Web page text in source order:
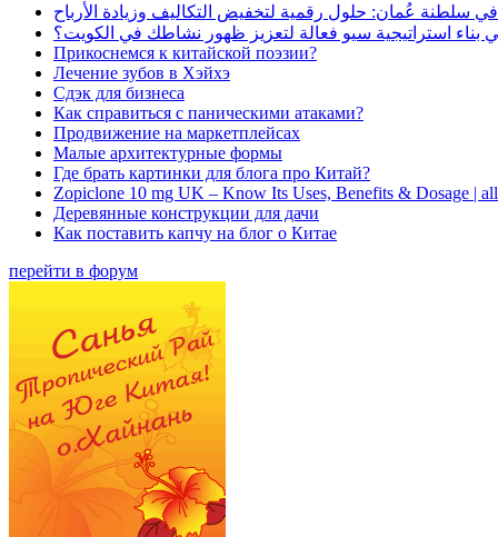
سلطنة عُمان: حلول رقمية لتخفيض التكاليف وزيادة الأرباح
استراتيجية سيو فعالة لتعزيز ظهور نشاطك في الكويت؟
Прикоснемся к китайской поэзии?
Лечение зубов в Хэйхэ
Сдэк для бизнеса
Как справиться с паническими атаками?
Продвижение на маркетплейсах
Малые архитектурные формы
Где брать картинки для блога про Китай?
Zopiclone 10 mg UK – Know Its Uses, Benefits & Dosage |
Деревянные конструкции для дачи
Как поставить капчу на блог о Китае
перейти в форум